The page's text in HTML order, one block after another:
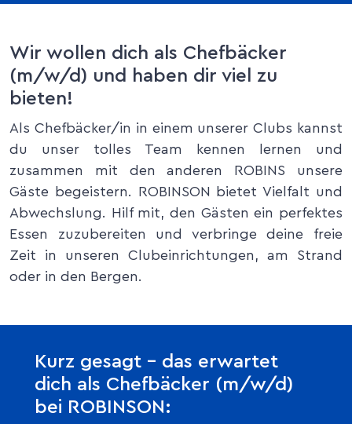
Wir wollen dich als Chefbäcker
(m/w/d) und haben dir viel zu
bieten!
Als Chefbäcker/in in einem unserer Clubs kannst
du unser tolles Team kennen lernen und
zusammen mit den anderen ROBINS unsere
Gäste begeistern. ROBINSON bietet Vielfalt und
Abwechslung. Hilf mit, den Gästen ein perfektes
Essen zuzubereiten und verbringe deine freie
Zeit in unseren Clubeinrichtungen, am Strand
oder in den Bergen.
Kurz gesagt – das erwartet
dich als Chefbäcker (m/w/d)
bei ROBINSON: